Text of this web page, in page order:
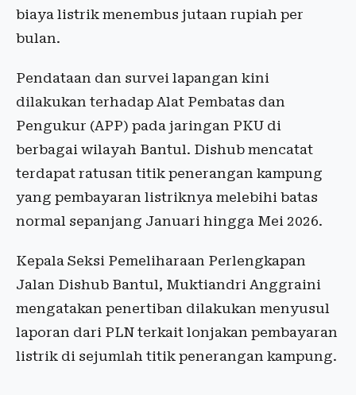
biaya listrik menembus jutaan rupiah per
bulan.
Pendataan dan survei lapangan kini
dilakukan terhadap Alat Pembatas dan
Pengukur (APP) pada jaringan PKU di
berbagai wilayah Bantul. Dishub mencatat
terdapat ratusan titik penerangan kampung
yang pembayaran listriknya melebihi batas
normal sepanjang Januari hingga Mei 2026.
Kepala Seksi Pemeliharaan Perlengkapan
Jalan Dishub Bantul, Muktiandri Anggraini
mengatakan penertiban dilakukan menyusul
laporan dari PLN terkait lonjakan pembayaran
listrik di sejumlah titik penerangan kampung.